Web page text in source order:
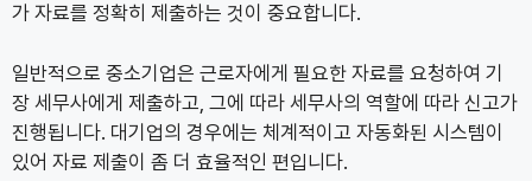
가 자료를 정확히 제출하는 것이 중요합니다.
일반적으로 중소기업은 근로자에게 필요한 자료를 요청하여 기
장 세무사에게 제출하고, 그에 따라 세무사의 역할에 따라 신고가
진행됩니다. 대기업의 경우에는 체계적이고 자동화된 시스템이
있어 자료 제출이 좀 더 효율적인 편입니다.